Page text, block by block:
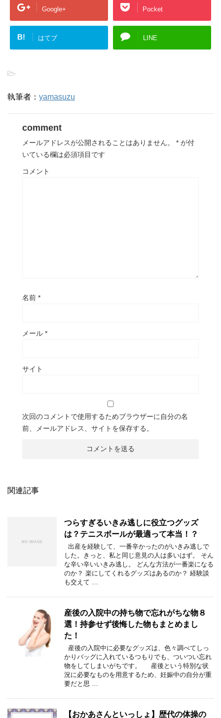
Google+ Pocket
B! はてブ LINE
-
執筆者： yamasuzu
comment
メールアドレスが公開されることはありません。 * が付
いている欄は必須項目です
コメント
名前 *
メール *
サイト
次回のコメントで使用するためブラウザーに自分の名
前、メールアドレス、サイトを保存する。
関連記事
つらすぎるいきみ逃しに役立つグッズ
は？テニスボールが最適って本当！？
出産を経験して、一番辛かったのがいきみ逃しで
した。きっと、私と同じ意見の人は多いはず。 そん
な辛い辛いいきみ逃し。 どんな方法が一番楽になる
のか？ 楽にしてくれるグッズはあるのか？ 経験談
も交えて …
産後の入院中の持ち物で忘れがちな物８
選！持参せず後悔した物もまとめまし
た！
産後の入院中に必要なグッズは、色々調べてしっ
かりバッグに入れているつもりでも、ついつい忘れ
物をしてしまいがちです。 産後という特別な状
況に必要なものを用意するため、妊娠中の自分が重
要だと思 …
【おかあさんといっしょ】歴代の体操の